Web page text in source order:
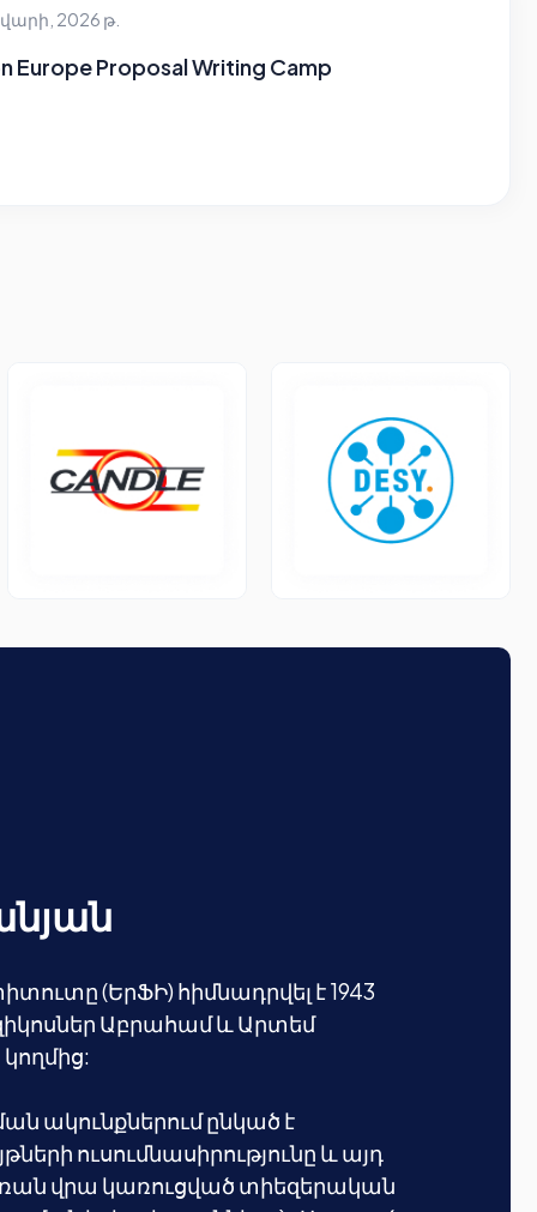
2026 թ.
Europe Proposal Writing Camp
(ԵրՖԻ) հիմնադրվել է 1943
Աբրահամ և Արտեմ
ակունքներում ընկած է
ուսումնասիրությունը և այդ
վրա կառուցված տիեզերական